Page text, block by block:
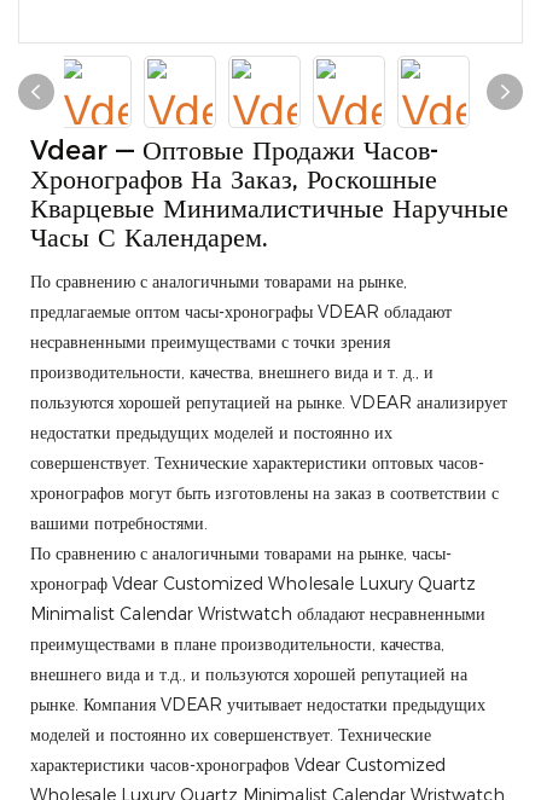
Vdear — Оптовые Продажи Часов-
Хронографов На Заказ, Роскошные
Кварцевые Минималистичные Наручные
Часы С Календарем.
По сравнению с аналогичными товарами на рынке,
предлагаемые оптом часы-хронографы VDEAR обладают
несравненными преимуществами с точки зрения
производительности, качества, внешнего вида и т. д., и
пользуются хорошей репутацией на рынке. VDEAR анализирует
недостатки предыдущих моделей и постоянно их
совершенствует. Технические характеристики оптовых часов-
хронографов могут быть изготовлены на заказ в соответствии с
вашими потребностями.
По сравнению с аналогичными товарами на рынке, часы-
хронограф Vdear Customized Wholesale Luxury Quartz
Minimalist Calendar Wristwatch обладают несравненными
преимуществами в плане производительности, качества,
внешнего вида и т.д., и пользуются хорошей репутацией на
рынке. Компания VDEAR учитывает недостатки предыдущих
моделей и постоянно их совершенствует. Технические
характеристики часов-хронографов Vdear Customized
Wholesale Luxury Quartz Minimalist Calendar Wristwatch